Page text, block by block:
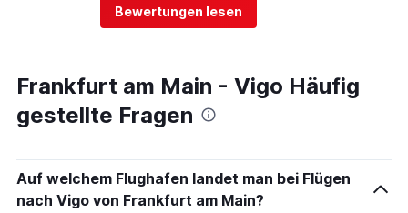
Bewertungen lesen
Frankfurt am Main - Vigo Häufig
gestellte Fragen
Auf welchem Flughafen landet man bei Flügen
nach Vigo von Frankfurt am Main?